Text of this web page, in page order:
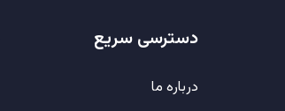
دسترسی سریع
درباره ما